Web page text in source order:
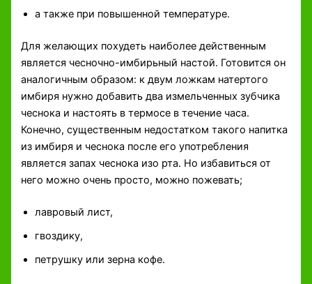
а также при повышенной температуре.
Для желающих похудеть наиболее действенным
является чесночно-имбирьный настой. Готовится он
аналогичным образом: к двум ложкам натертого
имбиря нужно добавить два измельченных зубчика
чеснока и настоять в термосе в течение часа.
Конечно, существенным недостатком такого напитка
из имбиря и чеснока после его употребления
является запах чеснока изо рта. Но избавиться от
него можно очень просто, можно пожевать;
лавровый лист,
гвоздику,
петрушку или зерна кофе.